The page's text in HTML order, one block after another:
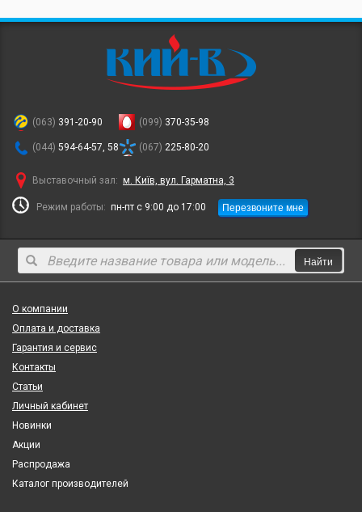
(063) 391-20-90
(044) 594-64-57, 58
(099) 370-35-98
(067) 225-80-20
Выставочный зал: м. Київ, вул. Гарматна, 3
Режим работы: пн-пт с 9:00 до 17:00 Перезвоните мне
Найти
О компании
Оплата и доставка
Гарантия и сервис
Контакты
Статьи
Личный кабинет
Новинки
Акции
Распродажа
Каталог производителей